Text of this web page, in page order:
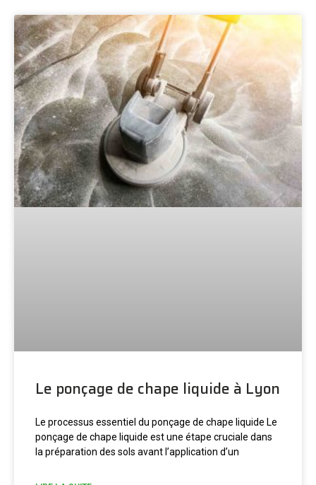
Le ponçage de chape liquide à Lyon
Le processus essentiel du ponçage de chape liquide Le
ponçage de chape liquide est une étape cruciale dans
la préparation des sols avant l’application d’un